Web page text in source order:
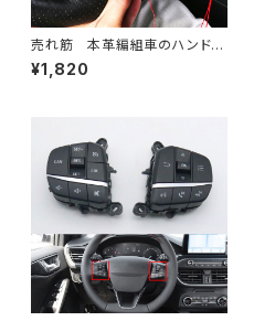
売れ筋 本革編組車のハンドル
カバー針付き プレミアムトップレ
イヤー レザーステアリングカバ
¥1,820